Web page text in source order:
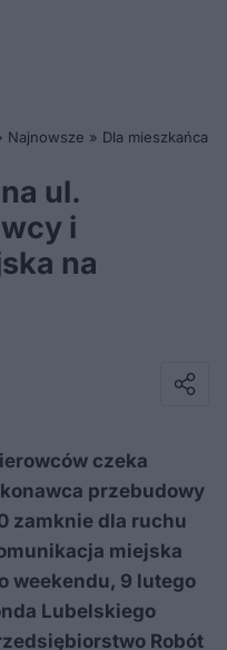
Najnowsze » Dla mieszkańca
ul.
i
na
czeka
przebudowy
zamknie dla ruchu
miejska
weekendu, 9 lutego
Lubelskiego
Robót